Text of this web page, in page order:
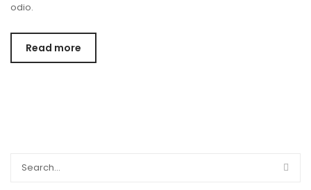
odio.
Read more